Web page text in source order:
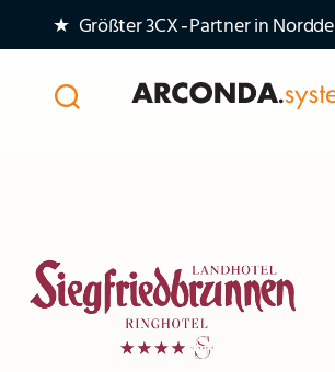
★ Größter 3CX‑Partner in